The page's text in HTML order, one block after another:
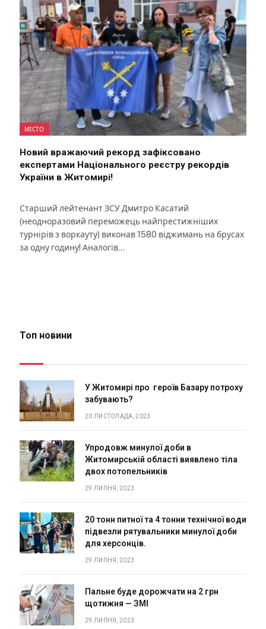
МІСТО
Новий вражаючий рекорд зафіксовано
експертами Національного реєстру рекордів
України в Житомирі!
Старший лейтенант ЗСУ Дмитро Касатий
(неодноразовий переможець найпрестижніших
турнірів з воркауту) виконав 1580 віджимань на брусах
за одну годину! Аналогів…
Топ новини
У Житомирі про героїв Базару потроху
забувають?
20 ЛИСТОПАДА, 2023
Упродовж минулої доби в
Житомирській області виявлено тіла
двох потопельників
29 ЛИПНЯ, 2023
20 тонн питної та 4 тонни технічної води
підвезли рятувальники минулої доби
для херсонців.
29 ЛИПНЯ, 2023
Пальне буде дорожчати на 2 грн
щотижня — ЗМІ
29 ЛИПНЯ, 2023